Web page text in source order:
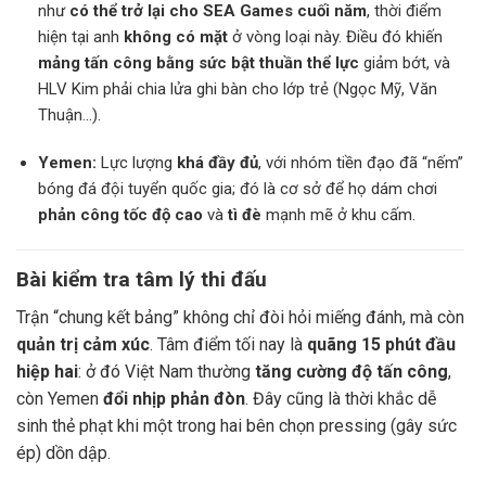
như có thể trở lại cho SEA Games cuối năm, thời điểm
hiện tại anh không có mặtở vòng loại này. Điều đó khiến
mảng tấn công bằng sức bật thuần thể lực giảm bớt, và
HLV Kim phải chia lửa ghi bàn cho lớp trẻ (Ngọc Mỹ, Văn
Thuận…).
Yemen: Lực lượng khá đầy đủ, với nhóm tiền đạo đã “nếm”
bóng đá đội tuyển quốc gia; đó là cơ sở để họ dám chơi
phản công tốc độ cao vàtì đè mạnh mẽ ở khu cấm.
Bài kiểm tra tâm lý thi đấu
Trận “chung kết bảng” không chỉ đòi hỏi miếng đánh, mà còn
quản trị cảm xúc. Tâm điểm tối nay là quãng 15 phút đầu
hiệp hai: ở đó Việt Nam thường tăng cường độ tấn công,
còn Yemen đổi nhịp phản đòn. Đây cũng là thời khắc dễ
sinh thẻ phạt khi một trong hai bên chọn pressing (gây sức
ép) dồn dập.